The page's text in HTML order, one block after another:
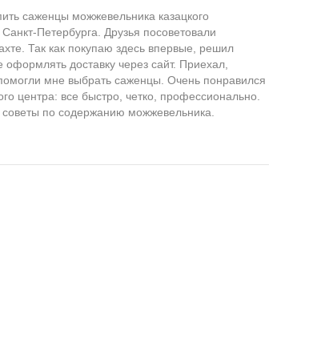
саженцы можжевельника казацкого
Петербурга. Друзья посоветовали
Так как покупаю здесь впервые, решил
оформлять доставку через сайт. Приехал,
мне выбрать саженцы. Очень понравился
центра: все быстро, четко, профессионально.
по содержанию можжевельника.